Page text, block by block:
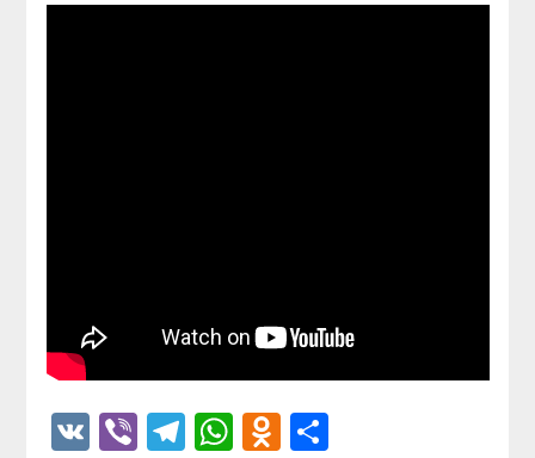
VKViberTelegram
WhatsApp
Odnoklassniki
Отправить